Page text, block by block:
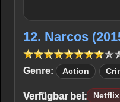
12. Narcos
Genre:
Action
Verfügbar bei:
Netflix